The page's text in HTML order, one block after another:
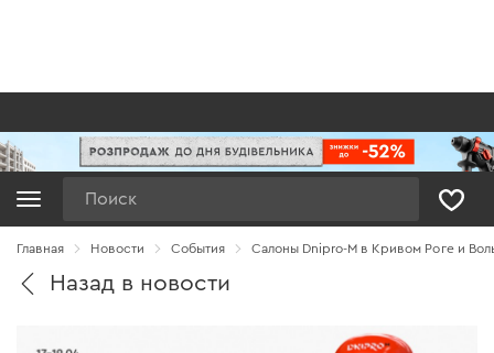
Главная Новости Cобытия Салоны Dnipro-M в Кривом Роге и
Назад в новости